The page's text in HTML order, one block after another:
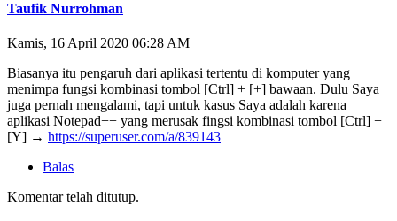
Taufik Nurrohman
Kamis, 16 April 2020 06:28 AM
Biasanya itu pengaruh dari aplikasi tertentu di komputer yang
menimpa fungsi kombinasi tombol [Ctrl] + [+] bawaan. Dulu Saya
juga pernah mengalami, tapi untuk kasus Saya adalah karena
aplikasi Notepad++ yang merusak fingsi kombinasi tombol [Ctrl] +
[Y] → https://superuser.com/a/839143
Balas
Komentar telah ditutup.